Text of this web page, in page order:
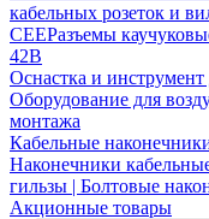
кабельных розеток и
CEEРазъемы
42В
Оснастка и
Оборудование для
монтажа
Кабельные
Наконечники
гильзы | Болтовые
Акционные товары